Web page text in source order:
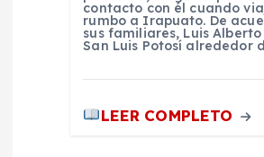
contacto con él cuando
rumbo a Irapuato. De
sus familiares, Luis
San Luis Potosí alrededor
LEER COMPLETO